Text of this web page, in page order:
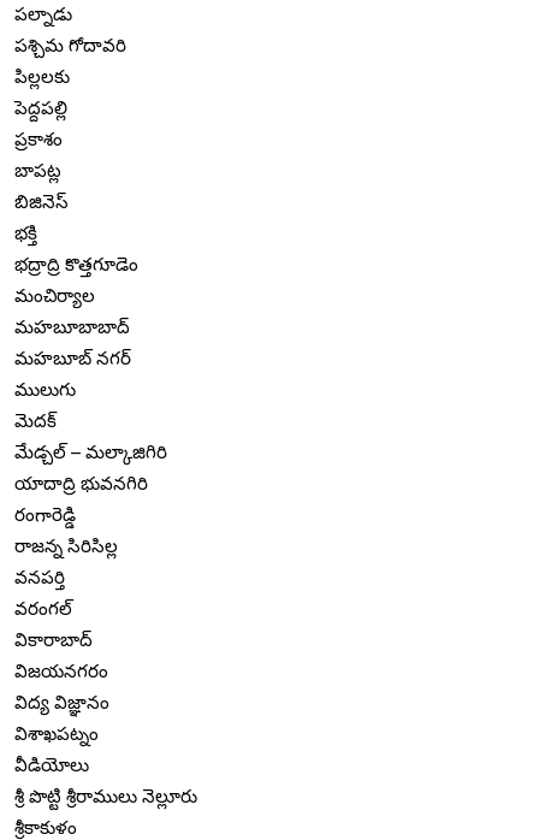
పల్నాడు
పశ్చిమ గోదావరి
పిల్లలకు
పెద్దపల్లి
ప్రకాశం
బాపట్ల
బిజినెస్
భక్తి
భద్రాద్రి కొత్తగూడెం
మంచిర్యాల
మహబూబాబాద్
మహబూబ్ నగర్
ములుగు
మెదక్
మేడ్చల్ – మల్కాజిగిరి
యాదాద్రి భువనగిరి
రంగారెడ్డి
రాజన్న సిరిసిల్ల
వనపర్తి
వరంగల్
వికారాబాద్
విజయనగరం
విద్య విజ్ఞానం
విశాఖపట్నం
వీడియోలు
శ్రీ పొట్టి శ్రీరాములు నెల్లూరు
శ్రీకాకుళం